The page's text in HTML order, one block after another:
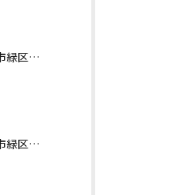
千葉市緑区おゆみ野南Ｅ様邸屋根・外壁塗装工事完工しました！
千葉市緑区あすみが丘Ｓ様邸屋根・外壁塗装工事完工しました！